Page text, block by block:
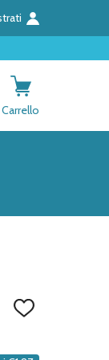
Carrello
AGGIUNGI
DEI